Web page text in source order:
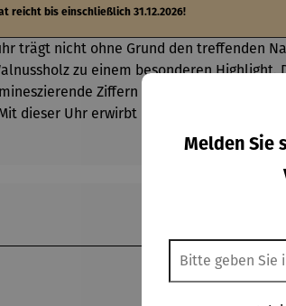
reicht bis einschließlich 31.12.2026!
trägt nicht ohne Grund den treffenden
zu einem besonderen
Ziffern und Indizes, die im
dieser Uhr erwirbt man ein Stück Natur
Melden Sie